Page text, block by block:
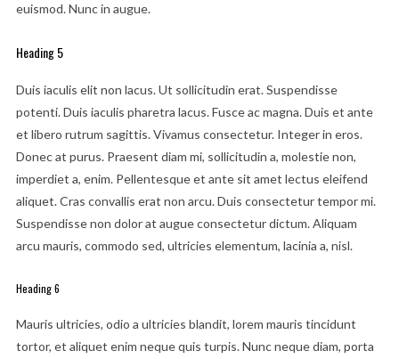
euismod. Nunc in augue.
Heading 5
Duis iaculis elit non lacus. Ut sollicitudin erat. Suspendisse
potenti. Duis iaculis pharetra lacus. Fusce ac magna. Duis et ante
et libero rutrum sagittis. Vivamus consectetur. Integer in eros.
Donec at purus. Praesent diam mi, sollicitudin a, molestie non,
imperdiet a, enim. Pellentesque et ante sit amet lectus eleifend
aliquet. Cras convallis erat non arcu. Duis consectetur tempor mi.
Suspendisse non dolor at augue consectetur dictum. Aliquam
arcu mauris, commodo sed, ultricies elementum, lacinia a, nisl.
Heading 6
Mauris ultricies, odio a ultricies blandit, lorem mauris tincidunt
tortor, et aliquet enim neque quis turpis. Nunc neque diam, porta